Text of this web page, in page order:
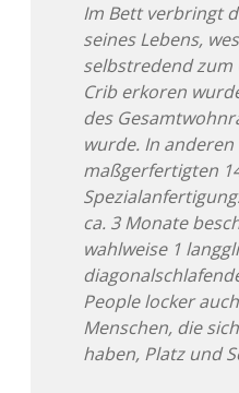
Im Bett verbringt
seines Lebens,
selbstredend zum
Crib erkoren
des
wurde. In
maßgerfertigten
ca. 3 Monate
wahlweise 1
People locker
Menschen, die
haben, Platz und